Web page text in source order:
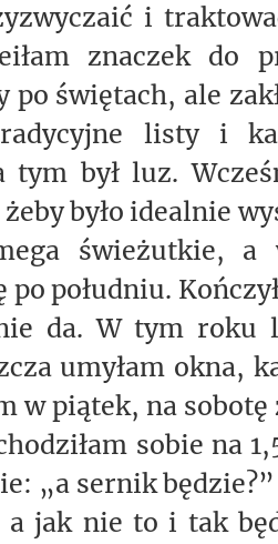
i
znaczek do
po świętach, ale
listy i
tym był luz.
było idealnie
świeżutkie, a
po południu.
da. W tym roku
umyłam okna,
w piątek, na
sobie na
„a sernik
jak nie to i tak